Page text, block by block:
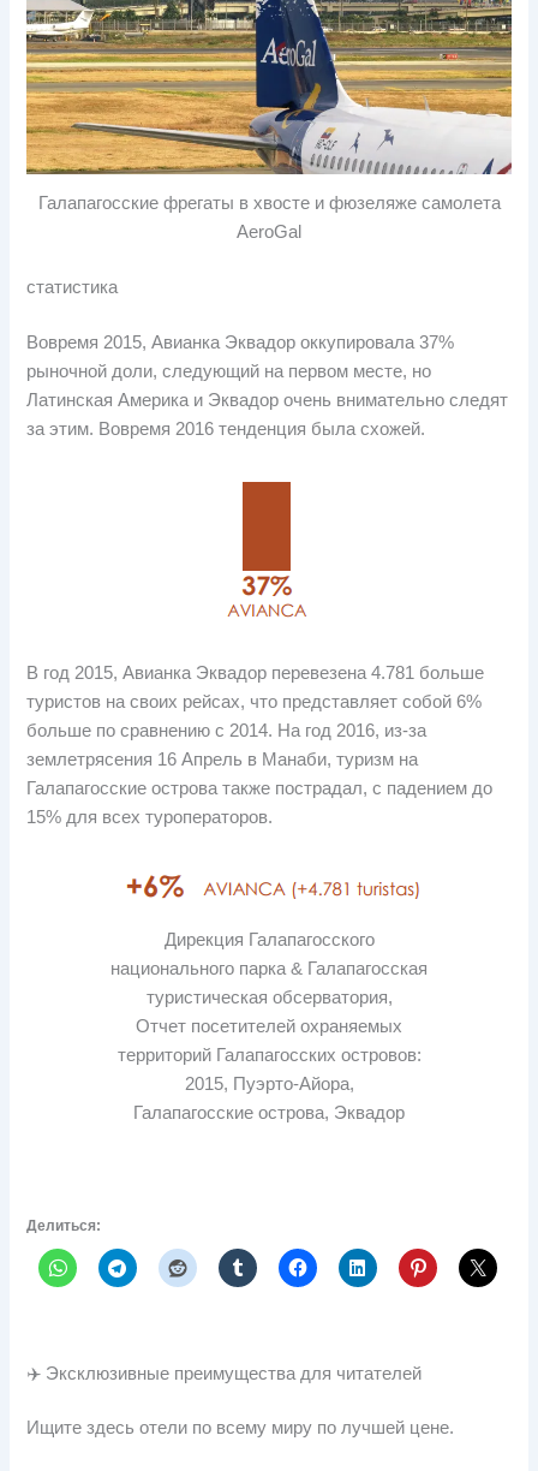
Галапагосские фрегаты в хвосте и фюзеляже самолета
AeroGal
статистика
Вовремя 2015, Авианка Эквадор оккупировала 37%
рыночной доли, следующий на первом месте, но
Латинская Америка и Эквадор очень внимательно следят
за этим. Вовремя 2016 тенденция была схожей.
В год 2015, Авианка Эквадор перевезена 4.781 больше
туристов на своих рейсах, что представляет собой 6%
больше по сравнению с 2014. На год 2016, из-за
землетрясения 16 Апрель в Манаби, туризм на
Галапагосские острова также пострадал, с падением до
15% для всех туроператоров.
Дирекция Галапагосского
национального парка & Галапагосская
туристическая обсерватория,
Отчет посетителей охраняемых
территорий Галапагосских островов:
2015, Пуэрто-Айора,
Галапагосские острова, Эквадор
Делиться:
✈️ Эксклюзивные преимущества для читателей
Ищите здесь отели по всему миру по лучшей цене.